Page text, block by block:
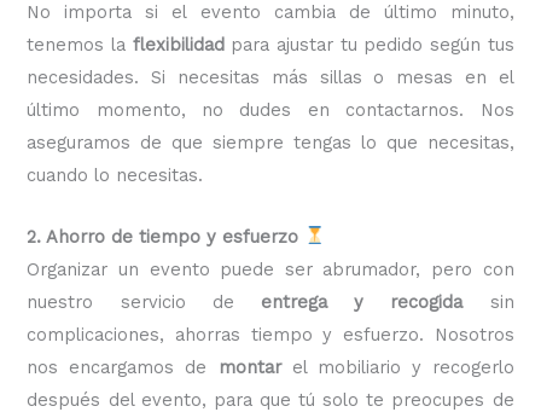
No importa si el evento cambia de último minuto,
tenemos la flexibilidadpara ajustar tu pedido según tus
necesidades. Si necesitas más sillas o mesas en el
último momento, no dudes en contactarnos. Nos
aseguramos de que siempre tengas lo que necesitas,
cuando lo necesitas.
2. Ahorro de tiempo y esfuerzo
Organizar un evento puede ser abrumador, pero con
nuestro servicio de entrega y recogidasin
complicaciones, ahorras tiempo y esfuerzo. Nosotros
nos encargamos de
montarel mobiliario y recogerlo
después del evento, para que tú solo te preocupes de